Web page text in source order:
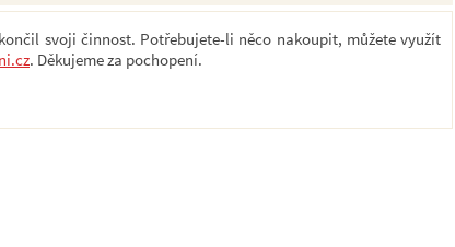
svoji činnost. Potřebujete-li něco nakoupit, můžete využít
. Děkujeme za pochopení.